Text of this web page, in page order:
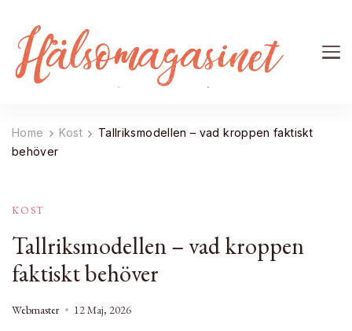
Home Kost
Tallriksmodellen – vad kroppen faktiskt
behöver
KOST
Tallriksmodellen – vad kroppen
faktiskt behöver
Webmaster 12 Maj, 2026